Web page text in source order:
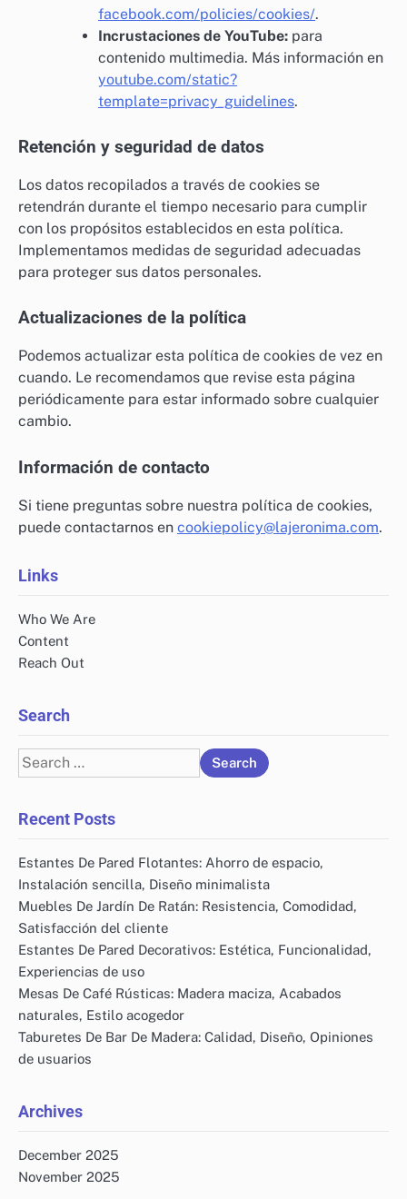
facebook.com/policies/cookies/.
Incrustaciones de YouTube: para
contenido multimedia. Más información en
youtube.com/static?
template=privacy_guidelines.
Retención y seguridad de datos
Los datos recopilados a través de cookies se
retendrán durante el tiempo necesario para cumplir
con los propósitos establecidos en esta política.
Implementamos medidas de seguridad adecuadas
para proteger sus datos personales.
Actualizaciones de la política
Podemos actualizar esta política de cookies de vez en
cuando. Le recomendamos que revise esta página
periódicamente para estar informado sobre cualquier
cambio.
Información de contacto
Si tiene preguntas sobre nuestra política de cookies,
puede contactarnos en cookiepolicy@lajeronima.com.
Links
Who We Are
Content
Reach Out
Search
Search
for:
Recent Posts
Estantes De Pared Flotantes: Ahorro de espacio,
Instalación sencilla, Diseño minimalista
Muebles De Jardín De Ratán: Resistencia, Comodidad,
Satisfacción del cliente
Estantes De Pared Decorativos: Estética, Funcionalidad,
Experiencias de uso
Mesas De Café Rústicas: Madera maciza, Acabados
naturales, Estilo acogedor
Taburetes De Bar De Madera: Calidad, Diseño, Opiniones
de usuarios
Archives
December 2025
November 2025